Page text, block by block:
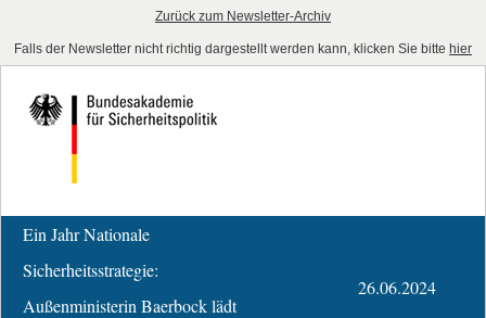
Zurück zum Newsletter-Archiv
Falls der Newsletter nicht richtig dargestellt werden kann, klicken Sie bitte hier
Ein Jahr Nationale
Sicherheitsstrategie:
Außenministerin Baerbock lädt
26.06.2024